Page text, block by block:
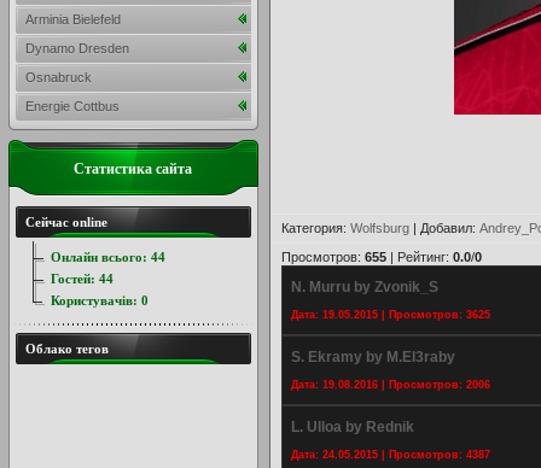
Категория: Wolfsburg | Добавил:
Просмотров: 655 | Рейтинг: 0.0/0
N. Murru by Zvonik_S
Дата: 19.05.2015 | Просмотров: 3625
S. Ekramy by M.El3raby
Дата: 19.08.2016 | Просмотров: 2006
L. Ulloa by Rednik
Дата: 24.05.2015 | Просмотров: 4387
Arminia Bielefeld
Dynamo Dresden
Osnabruck
Energie Cottbus
Статистика сайта
Сейчас online
Онлайн всього: 44
Гостей: 44
Користувачів: 0
Облако тегов